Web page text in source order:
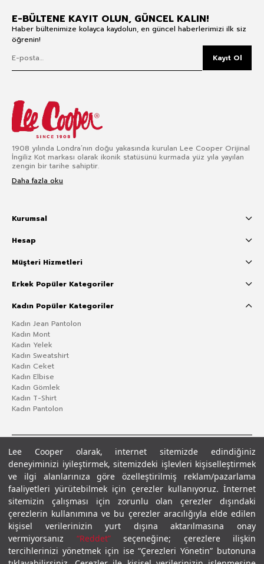
Lee Cooper olarak, internet sitemizde edindiğiniz
deneyiminizi iyileştirmek, sitemizdeki işlevleri kişiselleştirmek
ve ilgi alanlarınıza göre özelleştirilmiş reklam/pazarlama
faaliyetleri yürütebilmek için çerezler kullanıyoruz. İnternet
sitemizin çalışması için zorunlu olan çerezler dışındaki
çerezlerin kullanımına ve bu çerezler aracılığıyla elde edilen
kişisel verilerinizin yurt dışına aktarılmasına onay
vermiyorsanız “Reddet”seçeneğine; çerezlere ilişkin
tercihlerinizi yönetmek için ise “Çerezleri Yönetin” butonuna
E-BÜLTENE KAYIT OLUN, GÜNCEL KALIN!
Haber bültenimize kolayca kaydolun, en güncel haberlerimizi ilk siz
öğrenin!
Kayıt Ol
1908 yılında Londra’nın doğu yakasında kurulan Lee Cooper Orijinal
İngiliz Kot markası olarak ikonik statüsünü kurmada yüz yıla yayılan
zengin bir tarihe sahiptir.
Daha fazla oku
Kurumsal
Hesap
Müşteri Hizmetleri
Erkek Popüler Kategoriler
Kadın Popüler Kategoriler
Kadın Jean Pantolon
Kadın Mont
Kadın Yelek
Kadın Sweatshirt
Kadın Ceket
Kadın Elbise
Kadın Gömlek
Kadın T-Shirt
Kadın Pantolon
Gizlilik PolitikasıÇerez Politikası KVKK Aydınlatma MetniŞartlar ve Koşullar
© 2026 Leecooper - Tüm Hakları Saklıdır.